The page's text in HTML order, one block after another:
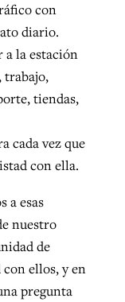
con
diario.
la estación
trabajo,
tiendas,
cada vez que
con ella.
a esas
nuestro
de
ellos, y en
pregunta